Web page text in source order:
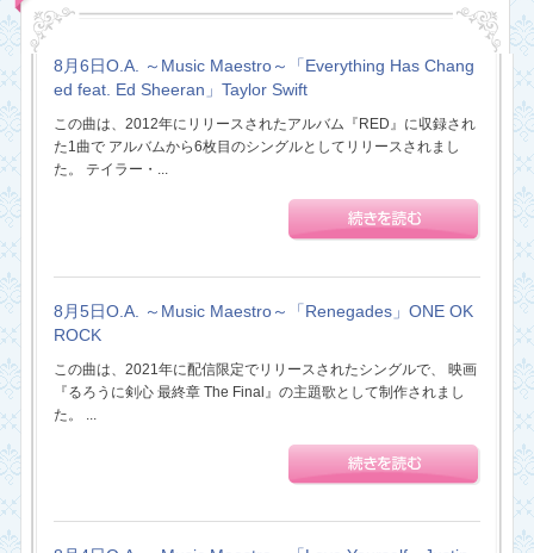
8月6日O.A. ～Music Maestro～「Everything Has Chang
ed feat. Ed Sheeran」Taylor Swift
この曲は、2012年にリリースされたアルバム『RED』に収録され
た1曲で アルバムから6枚目のシングルとしてリリースされまし
た。 テイラー・...
8月5日O.A. ～Music Maestro～「Renegades」ONE OK
ROCK
この曲は、2021年に配信限定でリリースされたシングルで、 映画
『るろうに剣心 最終章 The Final』の主題歌として制作されまし
た。 ...